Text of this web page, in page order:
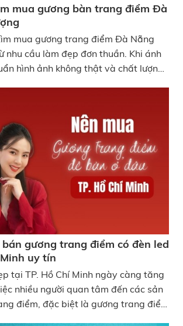
mua gương bàn trang điểm Đà
mua gương trang điểm Đà Nẵng
nhu cầu làm đẹp đơn thuần. Khi ánh
hình ảnh không thật và chất lượng
gương bàn trang điểm Đà Nẵng uy
mua theo cảm tính. Bài viết sau đây
tìm hiểu những địa chỉ mua gương
tín nhất nhé! Top 5 địa điểm
điểm Đà Nẵng chất lượng
gương trang điểm có đèn led
uy tín
tại TP. Hồ Chí Minh ngày càng tăng
nhiều người quan tâm đến các sản
điểm, đặc biệt là gương trang điểm